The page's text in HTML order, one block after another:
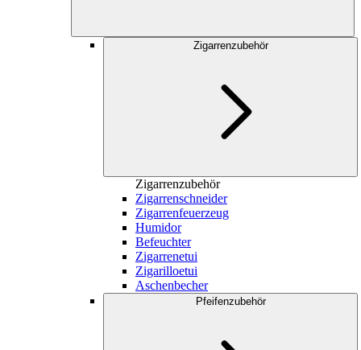
Zigarrenzubehör
Zigarrenzubehör
Zigarrenschneider
Zigarrenfeuerzeug
Humidor
Befeuchter
Zigarrenetui
Zigarilloetui
Aschenbecher
Pfeifenzubehör